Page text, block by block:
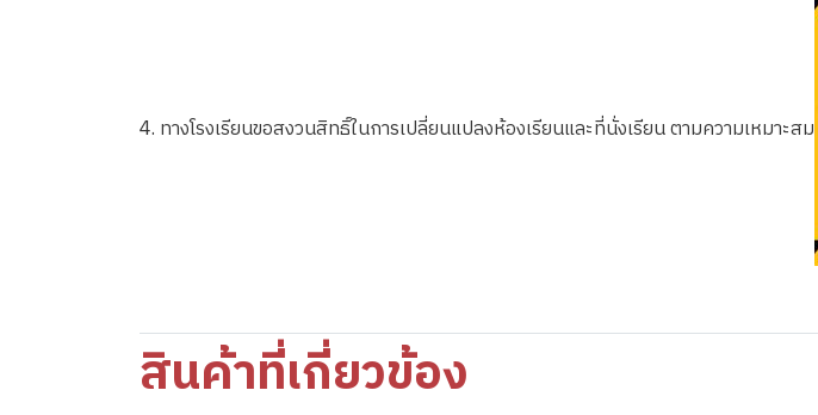
4. ทางโรงเรียนขอสงวนสิทธิ์ในการเปลี่ยนแปลงห้องเรียนและที่นั่งเรียน ตามความเหมาะสม
สินค้าที่เกี่ยวข้อง